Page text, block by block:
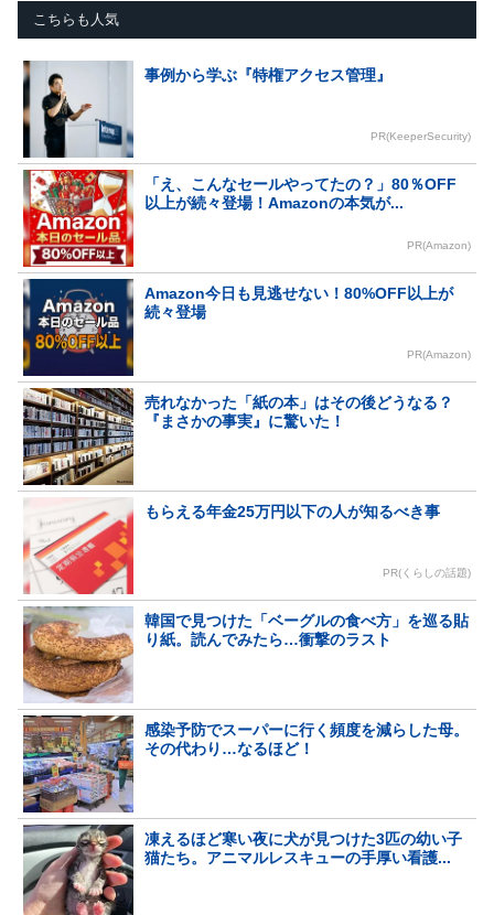
こちらも人気
事例から学ぶ『特権アクセス管理』
PR(KeeperSecurity)
「え、こんなセールやってたの？」80％OFF
以上が続々登場！Amazonの本気が...
PR(Amazon)
Amazon今日も見逃せない！80%OFF以上が
続々登場
PR(Amazon)
売れなかった「紙の本」はその後どうなる？
『まさかの事実』に驚いた！
もらえる年金25万円以下の人が知るべき事
PR(くらしの話題)
韓国で見つけた「ベーグルの食べ方」を巡る貼
り紙。読んでみたら…衝撃のラスト
感染予防でスーパーに行く頻度を減らした母。
その代わり…なるほど！
凍えるほど寒い夜に犬が見つけた3匹の幼い子
猫たち。アニマルレスキューの手厚い看護...